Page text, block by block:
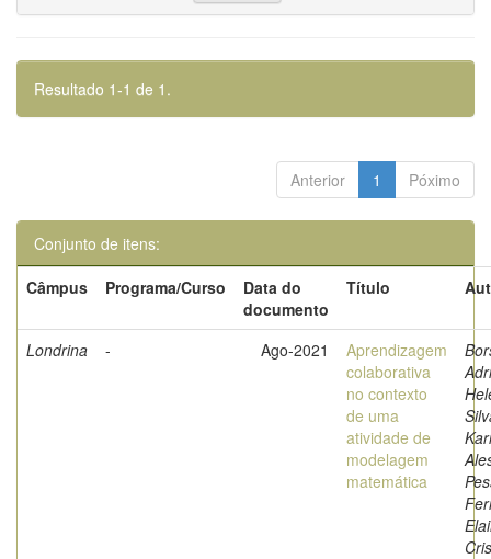
Resultado 1-1 de 1.
Anterior 1 Póximo
Conjunto de itens:
Câmpus
Programa/Curso
Data do
documento
Título
Londrina - Ago-2021
Aprendizagem
colaborativa
no contexto
de uma
atividade de
modelagem
matemática